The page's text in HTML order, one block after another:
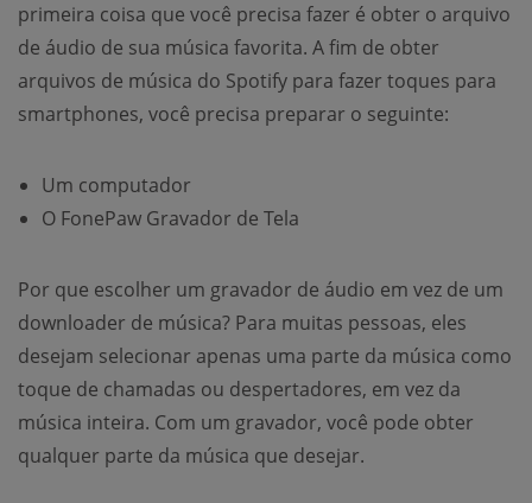
primeira coisa que você precisa fazer é obter o arquivo
de áudio de sua música favorita. A fim de obter
arquivos de música do Spotify para fazer toques para
smartphones, você precisa preparar o seguinte:
Um computador
O FonePaw Gravador de Tela
Por que escolher um gravador de áudio em vez de um
downloader de música? Para muitas pessoas, eles
desejam selecionar apenas uma parte da música como
toque de chamadas ou despertadores, em vez da
música inteira. Com um gravador, você pode obter
qualquer parte da música que desejar.